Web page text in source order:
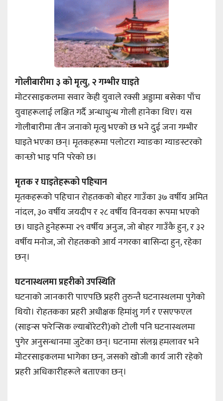
गोलीबारीमा ३ को मृत्यु, २ गम्भीर घाइते
मोटरसाइकलमा सवार केही युवाले रक्सी अड्डामा बसेका पाँच
युवाहरूलाई लक्षित गर्दै अन्धाधुन्ध गोली हानेका थिए। यस
गोलीबारीमा तीन जनाको मृत्यु भएको छ भने दुई जना गम्भीर
घाइते भएका छन्। मृतकहरूमा पलोटरा ग्याङका ग्याङस्टरको
कान्छो भाइ पनि परेको छ।
मृतक र घाइतेहरूको पहिचान
मृतकहरूको पहिचान रोहतकको बोहर गाउँका ३७ वर्षीय अमित
नांदल, ३० वर्षीय जयदीप र २८ वर्षीय विनयका रूपमा भएको
छ। घाइते हुनेहरूमा २९ वर्षीय अनुज, जो बोहर गाउँकै हुन्, र ३२
वर्षीय मनोज, जो रोहतकको आर्य नगरका बासिन्दा हुन्, रहेका
छन्।
घटनास्थलमा प्रहरीको उपस्थिति
घटनाको जानकारी पाएपछि प्रहरी तुरुन्तै घटनास्थलमा पुगेको
थियो। रोहतकका प्रहरी अधीक्षक हिमांशु गर्ग र एसएफएल
(साइन्स फरेन्सिक ल्याबोरेटरी)को टोली पनि घटनास्थलमा
पुगेर अनुसन्धानमा जुटेका छन्। घटनामा संलग्न हमलावर भने
मोटरसाइकलमा भागेका छन्, जसको खोजी कार्य जारी रहेको
प्रहरी अधिकारीहरूले बताएका छन्।